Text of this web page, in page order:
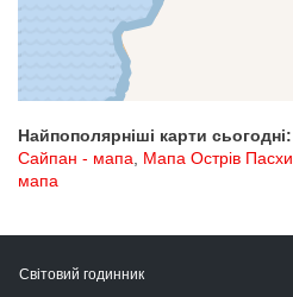
Найпополярніші карти сьогодні:
Сайпан - мапа, Мапа Острів Пасхи
мапа
Світовий годинник